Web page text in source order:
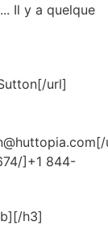
Il y a quelque
url]
[/
]+1 844-
h3]